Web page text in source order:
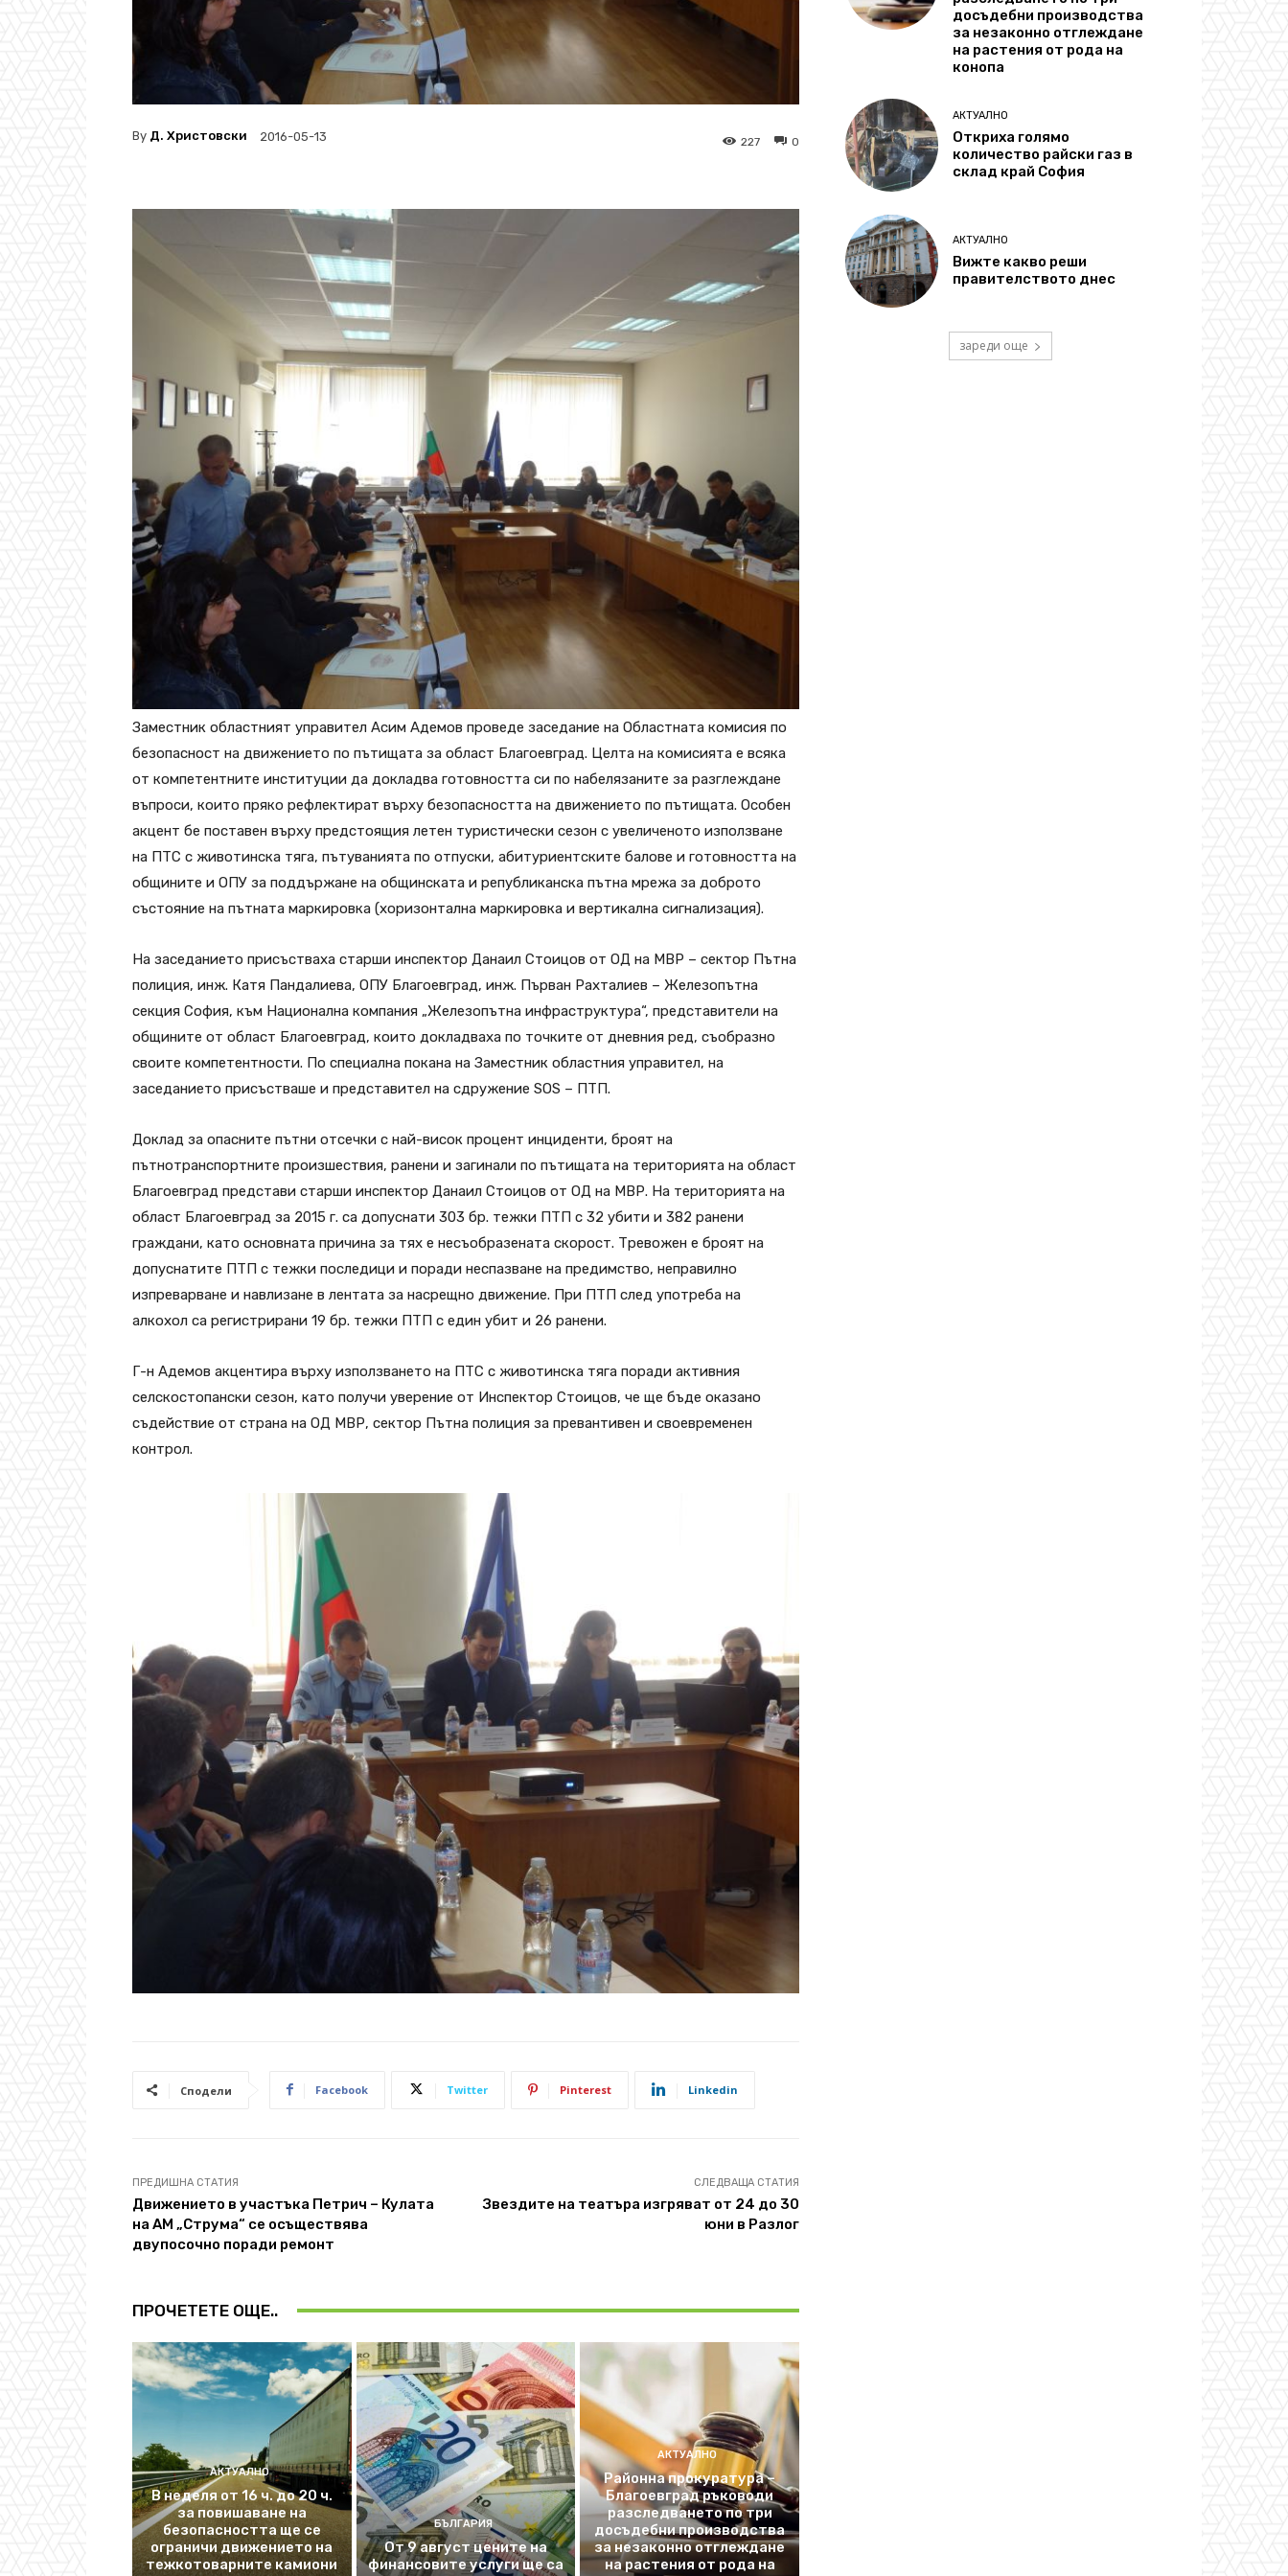
By Д. Христовски 2016-05-13 0
227
Заместник областният управител Асим Адемов проведе заседание на Областната комисия по
безопасност на движението по пътищата за област Благоевград. Целта на комисията е всяка
от компетентните институции да докладва готовността си по набелязаните за разглеждане
въпроси, които пряко рефлектират върху безопасността на движението по пътищата. Особен
акцент бе поставен върху предстоящия летен туристически сезон с увеличеното използване
на ПТС с животинска тяга, пътуванията по отпуски, абитуриентските балове и готовността на
общините и ОПУ за поддържане на общинската и републиканска пътна мрежа за доброто
състояние на пътната маркировка (хоризонтална маркировка и вертикална сигнализация).
На заседанието присъстваха старши инспектор Данаил Стоицов от ОД на МВР – сектор Пътна
полиция, инж. Катя Пандалиева, ОПУ Благоевград, инж. Първан Рахталиев – Железопътна
секция София, към Национална компания „Железопътна инфраструктура“, представители на
общините от област Благоевград, които докладваха по точките от дневния ред, съобразно
своите компетентности. По специална покана на Заместник областния управител, на
заседанието присъстваше и представител на сдружение SOS – ПТП.
Доклад за опасните пътни отсечки с най-висок процент инциденти, броят на
пътнотранспортните произшествия, ранени и загинали по пътищата на територията на област
Благоевград представи старши инспектор Данаил Стоицов от ОД на МВР. На територията на
област Благоевград за 2015 г. са допуснати 303 бр. тежки ПТП с 32 убити и 382 ранени
граждани, като основната причина за тях е несъобразената скорост. Тревожен е броят на
допуснатите ПТП с тежки последици и поради неспазване на предимство, неправилно
изпреварване и навлизане в лентата за насрещно движение. При ПТП след употреба на
алкохол са регистрирани 19 бр. тежки ПТП с един убит и 26 ранени.
Г-н Адемов акцентира върху използването на ПТС с животинска тяга поради активния
селскостопански сезон, като получи уверение от Инспектор Стоицов, че ще бъде оказано
съдействие от страна на ОД МВР, сектор Пътна полиция за превантивен и своевременен
контрол.
Сподели Facebook Twitter Pinterest Linkedin
ПРЕДИШНА СТАТИЯ
Движението в участъка Петрич – Кулата
на АМ „Струма“ се осъществява
двупосочно поради ремонт
СЛЕДВАЩА СТАТИЯ
Звездите на театъра изгряват от 24 до 30
юни в Разлог
ПРОЧЕТЕТЕ ОЩЕ..
АКТУАЛНО
В неделя от 16 ч. до 20 ч.
за повишаване на
безопасността ще се
ограничи движението на
тежкотоварните камиони
БЪЛГАРИЯ
От 9 август цените на
финансовите услуги ще са
АКТУАЛНО
Районна прокуратура –
Благоевград ръководи
разследването по три
досъдебни производства
за незаконно отглеждане
на растения от рода на
досъдебни производства
за незаконно отглеждане
на растения от рода на
конопа
АКТУАЛНО
Откриха голямо
количество райски газ в
склад край София
АКТУАЛНО
Вижте какво реши
правителството днес
зареди още